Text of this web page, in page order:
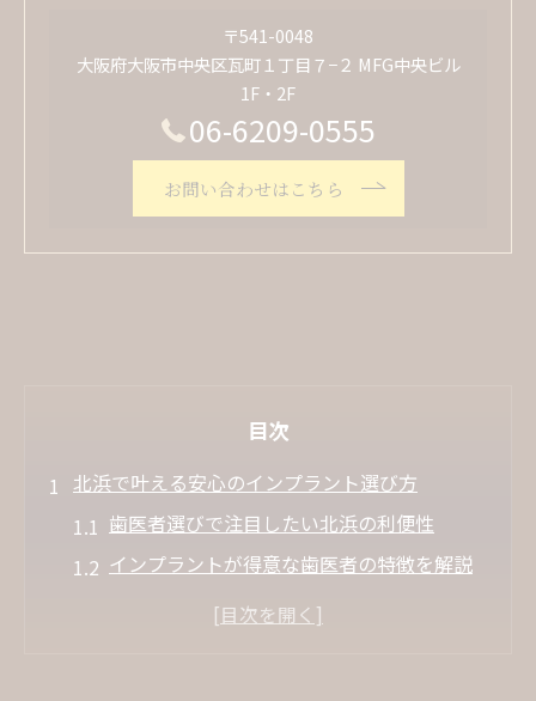
〒541-0048
大阪府大阪市中央区瓦町１丁目７−２ MFG中央ビル
1F・2F
06-6209-0555
お問い合わせはこちら
目次
北浜で叶える安心のインプラント選び方
歯医者選びで注目したい北浜の利便性
インプラントが得意な歯医者の特徴を解説
口コミで評判の良い歯医者を見極めるコツ